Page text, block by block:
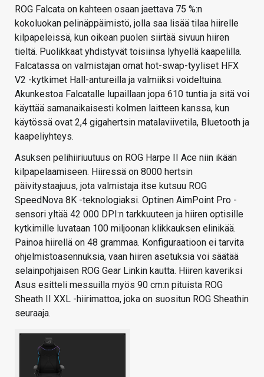
ROG Falcata on kahteen osaan jaettava 75 %:n
kokoluokan pelinäppäimistö, jolla saa lisää tilaa hiirelle
kilpapeleissä, kun oikean puolen siirtää sivuun hiiren
tieltä. Puolikkaat yhdistyvät toisiinsa lyhyellä kaapelilla.
Falcatassa on valmistajan omat hot-swap-tyyliset HFX
V2 -kytkimet Hall-antureilla ja valmiiksi voideltuina.
Akunkestoa Falcatalle lupaillaan jopa 610 tuntia ja sitä voi
käyttää samanaikaisesti kolmen laitteen kanssa, kun
käytössä ovat 2,4 gigahertsin matalaviivetila, Bluetooth ja
kaapeliyhteys.
Asuksen pelihiiriuutuus on ROG Harpe II Ace niin ikään
kilpapelaamiseen. Hiiressä on 8000 hertsin
päivitystaajuus, jota valmistaja itse kutsuu ROG
SpeedNova 8K -teknologiaksi. Optinen AimPoint Pro -
sensori yltää 42 000 DPI:n tarkkuuteen ja hiiren optisille
kytkimille luvataan 100 miljoonan klikkauksen elinikää.
Painoa hiirellä on 48 grammaa. Konfiguraatioon ei tarvita
ohjelmistoasennuksia, vaan hiiren asetuksia voi säätää
selainpohjaisen ROG Gear Linkin kautta. Hiiren kaveriksi
Asus esitteli messuilla myös 90 cm:n pituista ROG
Sheath II XXL -hiirimattoa, joka on suositun ROG Sheathin
seuraaja.